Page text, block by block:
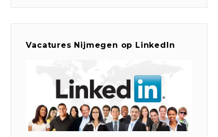
Vacatures Nijmegen op LinkedIn